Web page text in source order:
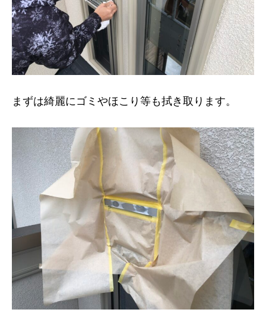
まずは綺麗にゴミやほこり等も拭き取ります。